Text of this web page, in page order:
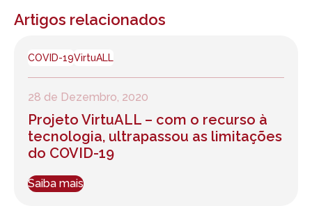
Artigos relacionados
COVID-19VirtuALL
28 de Dezembro, 2020
Projeto VirtuALL – com o recurso à
tecnologia, ultrapassou as limitações
do COVID-19
Saiba mais